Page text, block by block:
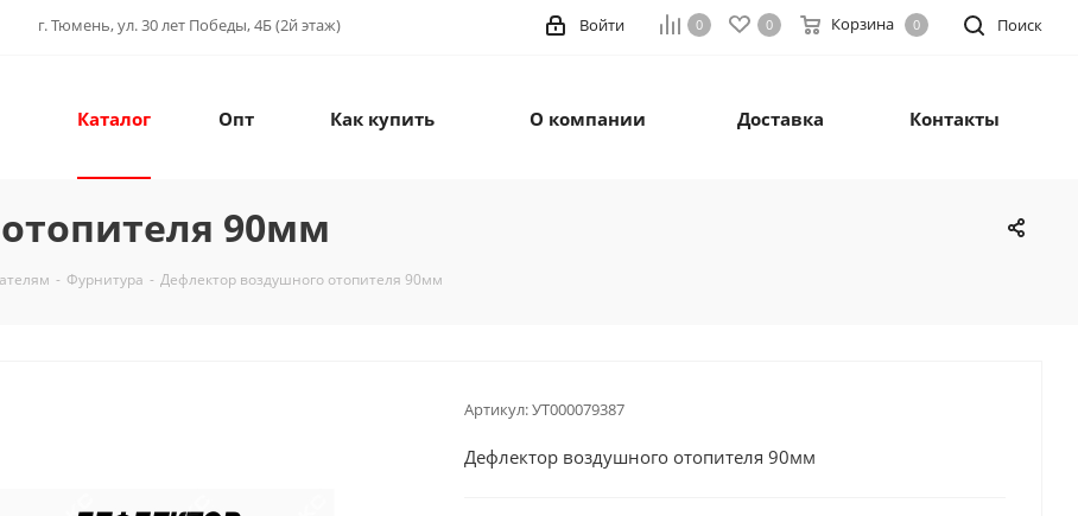
г. Тюмень, ул. 30 лет Победы, 4Б (2й этаж) Поиск
0 0 Корзина 0
Войти
Каталог Опт Как купить О компании Доставка Контакты
90мм
- Фурнитура - Дефлектор воздушного отопителя 90мм
Артикул:УТ000079387
Дефлектор воздушного отопителя 90мм